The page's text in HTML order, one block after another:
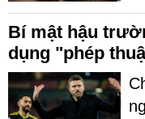
Bí mật hậu
dụng "phép